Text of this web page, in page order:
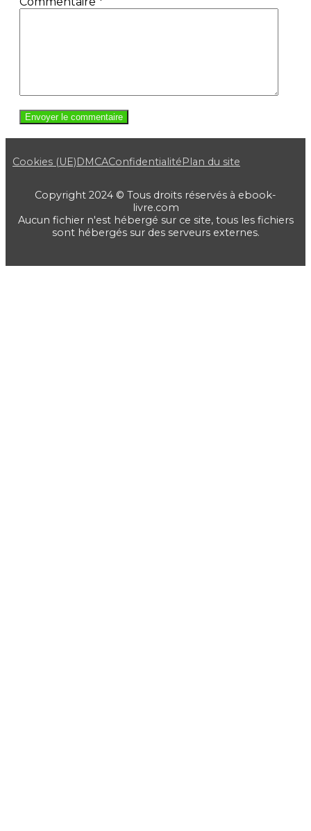
Cookies (UE)DMCAConfidentialitéPlan du site
Copyright 2024 © Tous droits réservés à ebook-
livre.com
Aucun fichier n'est hébergé sur ce site, tous les fichiers
sont hébergés sur des serveurs externes.